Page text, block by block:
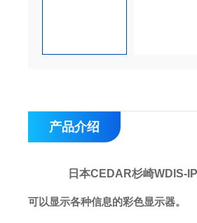
产品介绍
日本CEDAR杉崎WDIS-
可以显示各种信息的彩色显示器。